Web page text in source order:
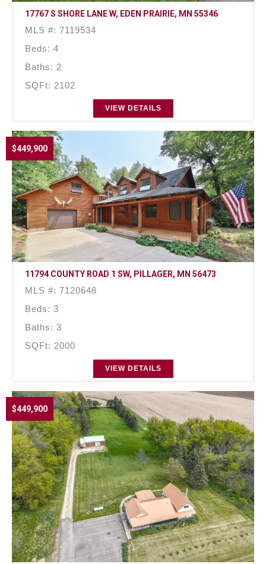
17767 S SHORE LANE W, EDEN PRAIRIE, MN 55346
MLS #: 7119534
Beds: 4
Baths: 2
SQFt: 2102
VIEW DETAILS
$449,900
11794 COUNTY ROAD 1 SW, PILLAGER, MN 56473
MLS #: 7120648
Beds: 3
Baths: 3
SQFt: 2000
VIEW DETAILS
$449,900